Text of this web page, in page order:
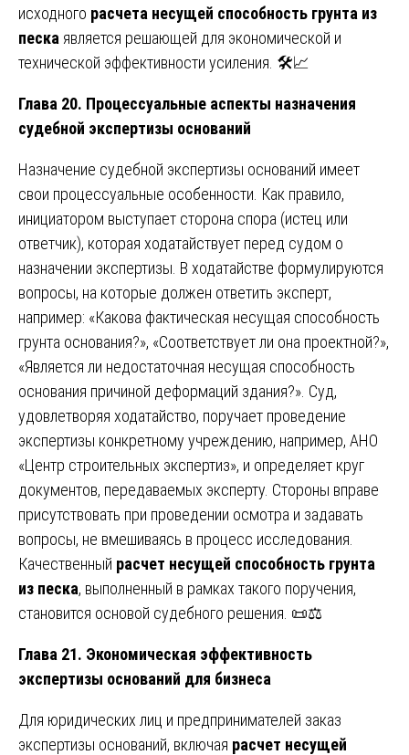
исходного расчета несущей способность грунта из
песка является решающей для экономической и
технической эффективности усиления. 🛠️📈
Глава 20. Процессуальные аспекты назначения
судебной экспертизы оснований
Назначение судебной экспертизы оснований имеет
свои процессуальные особенности. Как правило,
инициатором выступает сторона спора (истец или
ответчик), которая ходатайствует перед судом о
назначении экспертизы. В ходатайстве формулируются
вопросы, на которые должен ответить эксперт,
например: «Какова фактическая несущая способность
грунта основания?», «Соответствует ли она проектной?»,
«Является ли недостаточная несущая способность
основания причиной деформаций здания?». Суд,
удовлетворяя ходатайство, поручает проведение
экспертизы конкретному учреждению, например, АНО
«Центр строительных экспертиз», и определяет круг
документов, передаваемых эксперту. Стороны вправе
присутствовать при проведении осмотра и задавать
вопросы, не вмешиваясь в процесс исследования.
Качественный расчет несущей способность грунта
из песка, выполненный в рамках такого поручения,
становится основой судебного решения. 📜⚖️
Глава 21. Экономическая эффективность
экспертизы оснований для бизнеса
Для юридических лиц и предпринимателей заказ
экспертизы оснований, включая расчет несущей